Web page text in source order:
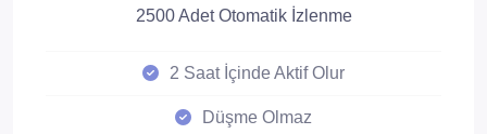
2500 Adet Otomatik İzlenme
2 Saat İçinde Aktif Olur
Düşme Olmaz